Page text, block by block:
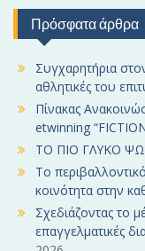
r
c
h
f
o
r
:
Πρόσφατα άρθρα
Συγχαρητήρια
αθλητικές του
Πίνακας
etwinning
ΤΟ ΠΙΟ ΓΛΥΚΟ
Το
κοινότητα στην
Σχεδιάζοντας το
επαγγελματικές